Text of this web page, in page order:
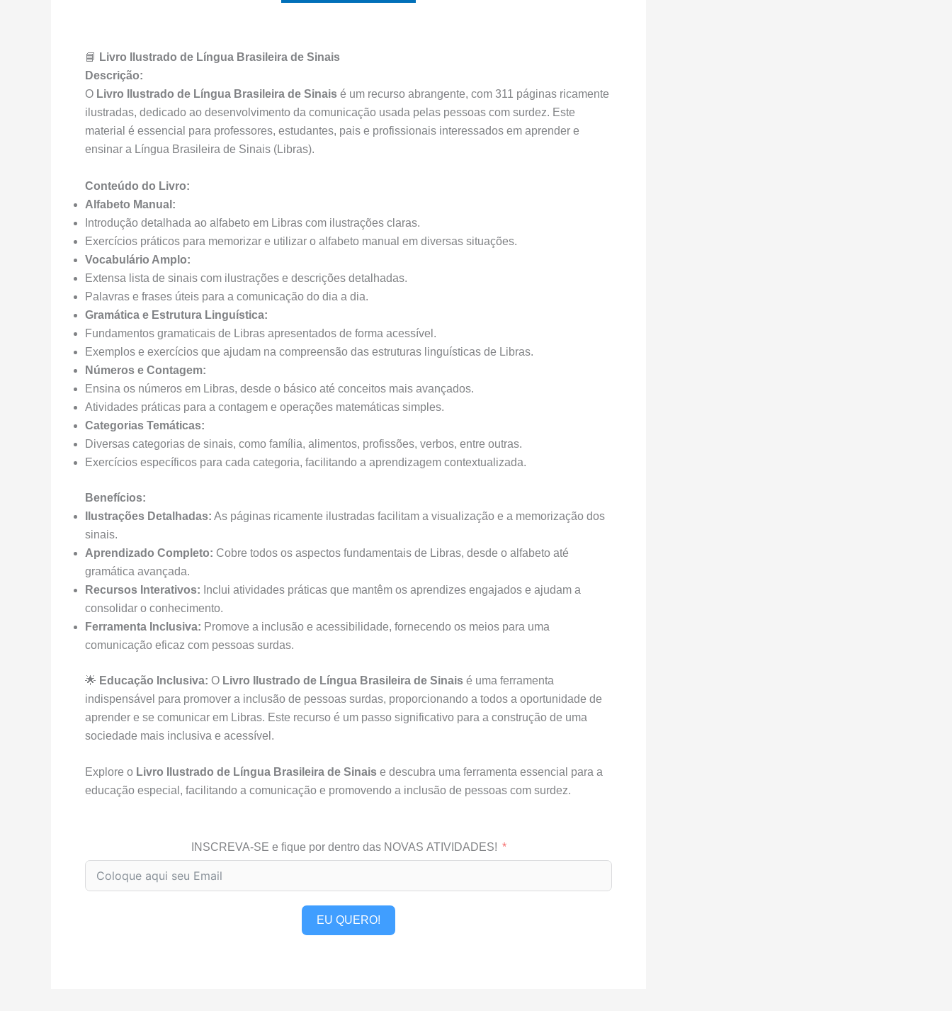
📘 Livro Ilustrado de Língua Brasileira de Sinais
Descrição:
O Livro Ilustrado de Língua Brasileira de Sinais é um recurso abrangente, com 311 páginas ricamente
ilustradas, dedicado ao desenvolvimento da comunicação usada pelas pessoas com surdez. Este
material é essencial para professores, estudantes, pais e profissionais interessados em aprender e
ensinar a Língua Brasileira de Sinais (Libras).
Conteúdo do Livro:
Alfabeto Manual:
Introdução detalhada ao alfabeto em Libras com ilustrações claras.
Exercícios práticos para memorizar e utilizar o alfabeto manual em diversas situações.
Vocabulário Amplo:
Extensa lista de sinais com ilustrações e descrições detalhadas.
Palavras e frases úteis para a comunicação do dia a dia.
Gramática e Estrutura Linguística:
Fundamentos gramaticais de Libras apresentados de forma acessível.
Exemplos e exercícios que ajudam na compreensão das estruturas linguísticas de Libras.
Números e Contagem:
Ensina os números em Libras, desde o básico até conceitos mais avançados.
Atividades práticas para a contagem e operações matemáticas simples.
Categorias Temáticas:
Diversas categorias de sinais, como família, alimentos, profissões, verbos, entre outras.
Exercícios específicos para cada categoria, facilitando a aprendizagem contextualizada.
Benefícios:
Ilustrações Detalhadas: As páginas ricamente ilustradas facilitam a visualização e a memorização dos
sinais.
Aprendizado Completo: Cobre todos os aspectos fundamentais de Libras, desde o alfabeto até
gramática avançada.
Recursos Interativos: Inclui atividades práticas que mantêm os aprendizes engajados e ajudam a
consolidar o conhecimento.
Ferramenta Inclusiva: Promove a inclusão e acessibilidade, fornecendo os meios para uma
comunicação eficaz com pessoas surdas.
🌟 Educação Inclusiva: O Livro Ilustrado de Língua Brasileira de Sinais é uma ferramenta
indispensável para promover a inclusão de pessoas surdas, proporcionando a todos a oportunidade de
aprender e se comunicar em Libras. Este recurso é um passo significativo para a construção de uma
sociedade mais inclusiva e acessível.
Explore o Livro Ilustrado de Língua Brasileira de Sinais e descubra uma ferramenta essencial para a
educação especial, facilitando a comunicação e promovendo a inclusão de pessoas com surdez.
INSCREVA-SE e fique por dentro das NOVAS ATIVIDADES!
EU QUERO!